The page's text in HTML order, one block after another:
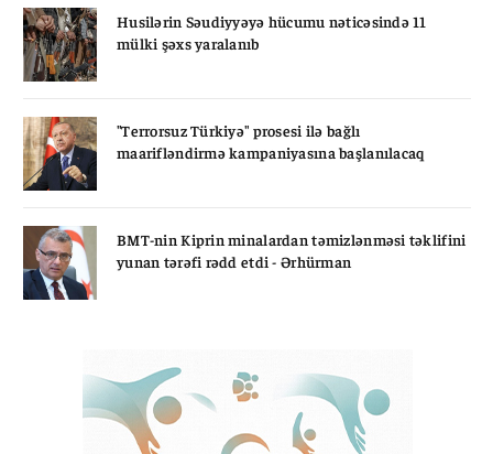
Husilərin Səudiyyəyə hücumu nəticəsində 11
mülki şəxs yaralanıb
"Terrorsuz Türkiyə" prosesi ilə bağlı
maarifləndirmə kampaniyasına başlanılacaq
BMT-nin Kiprin minalardan təmizlənməsi təklifini
yunan tərəfi rədd etdi - Ərhürman